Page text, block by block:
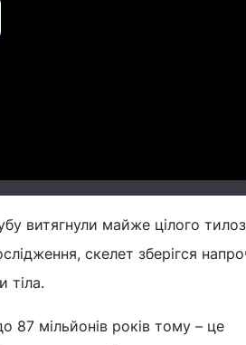
витягнули майже цілого
скелет зберігся
тіла.
87 мільйонів років тому – це